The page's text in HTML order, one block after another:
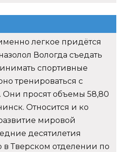
легкое придётся
Вологда съедать
спортивные
тренироваться с
просят объемы 58,80
Относится и ко
мировой
десятилетия
в Тверском отделении по